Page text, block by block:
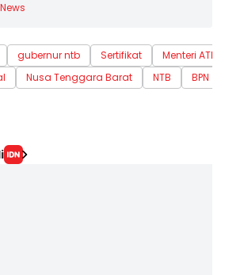
News
gubernur ntb Sertifikat
Menteri ATR
Nusa Tenggara Barat NTB BPN